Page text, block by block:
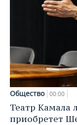
Общество 00:00
Театр Камала
приобретет